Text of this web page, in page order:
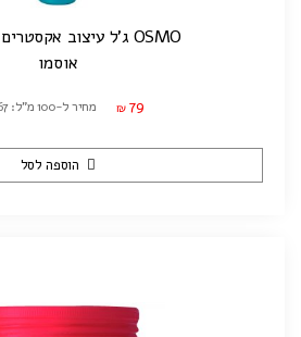
OSMO ג'ל עיצוב אקסטרים | 150 מ"ל
אוסמו
₪ 79 מחיר ל-100 מ"ל: ₪52.67
הוספה לסל